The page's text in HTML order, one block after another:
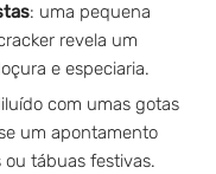
: uma pequena
revela um
e especiaria.
com umas gotas
um apontamento
tábuas festivas.